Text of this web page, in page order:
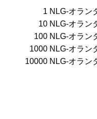
1 NLG-オラン
10 NLG-オラン
100 NLG-オラン
1000 NLG-オラン
10000 NLG-オラン